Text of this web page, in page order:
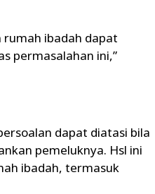
rumah ibadah dapat
permasalahan ini,”
dapat diatasi bila
pemeluknya. Hsl ini
ibadah, termasuk